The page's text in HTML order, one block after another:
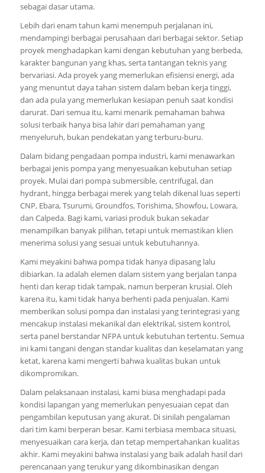
sebagai dasar utama.
Lebih dari enam tahun kami menempuh perjalanan ini,
mendampingi berbagai perusahaan dari berbagai sektor. Setiap
proyek menghadapkan kami dengan kebutuhan yang berbeda,
karakter bangunan yang khas, serta tantangan teknis yang
bervariasi. Ada proyek yang memerlukan efisiensi energi, ada
yang menuntut daya tahan sistem dalam beban kerja tinggi,
dan ada pula yang memerlukan kesiapan penuh saat kondisi
darurat. Dari semua itu, kami menarik pemahaman bahwa
solusi terbaik hanya bisa lahir dari pemahaman yang
menyeluruh, bukan pendekatan yang terburu-buru.
Dalam bidang pengadaan pompa industri, kami menawarkan
berbagai jenis pompa yang menyesuaikan kebutuhan setiap
proyek. Mulai dari pompa submersible, centrifugal, dan
hydrant, hingga berbagai merek yang telah dikenal luas seperti
CNP, Ebara, Tsurumi, Groundfos, Torishima, Showfou, Lowara,
dan Calpeda. Bagi kami, variasi produk bukan sekadar
menampilkan banyak pilihan, tetapi untuk memastikan klien
menerima solusi yang sesuai untuk kebutuhannya.
Kami meyakini bahwa pompa tidak hanya dipasang lalu
dibiarkan. Ia adalah elemen dalam sistem yang berjalan tanpa
henti dan kerap tidak tampak, namun berperan krusial. Oleh
karena itu, kami tidak hanya berhenti pada penjualan. Kami
memberikan solusi pompa dan instalasi yang terintegrasi yang
mencakup instalasi mekanikal dan elektrikal, sistem kontrol,
serta panel berstandar NFPA untuk kebutuhan tertentu. Semua
ini kami tangani dengan standar kualitas dan keselamatan yang
ketat, karena kami mengerti bahwa kualitas bukan untuk
dikompromikan.
Dalam pelaksanaan instalasi, kami biasa menghadapi pada
kondisi lapangan yang memerlukan penyesuaian cepat dan
pengambilan keputusan yang akurat. Di sinilah pengalaman
dari tim kami berperan besar. Kami terbiasa membaca situasi,
menyesuaikan cara kerja, dan tetap mempertahankan kualitas
akhir. Kami meyakini bahwa instalasi yang baik adalah hasil dari
perencanaan yang terukur yang dikombinasikan dengan